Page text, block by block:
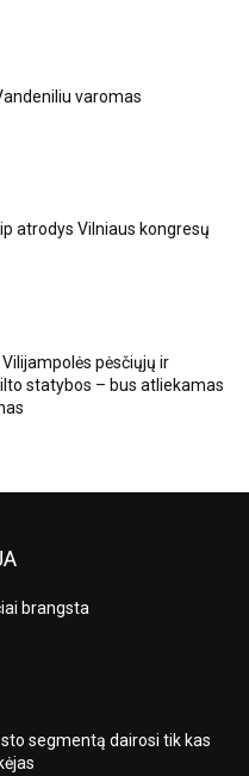
varomas
atrodys Vilniaus kongresų
pėsčiųjų ir
statybos – bus atliekamas
brangsta
segmentą dairosi tik kas